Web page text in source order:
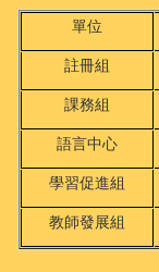
單位
註冊組
課務組
語言中心
學習促進組
教師發展組